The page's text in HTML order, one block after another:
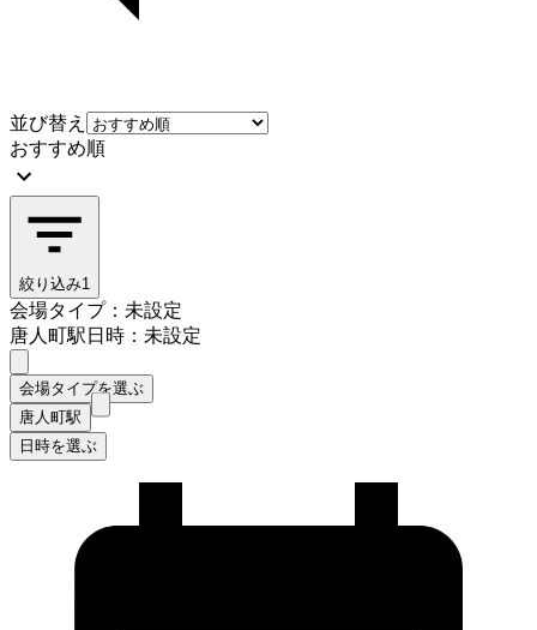
並び替え
おすすめ順
絞り込み1
会場タイプ：未設定
唐人町駅日時：未設定
会場タイプを選ぶ
唐人町駅
日時を選ぶ